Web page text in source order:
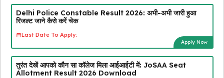
Delhi Police Constable Result 2026: अभी-अभी जारी हुआ
रिजल्ट जाने कैसे करें चेक
Last Date To Apply:
Apply Now
तुरंत देखें आपको कौन सा कॉलेज मिला आईआईटी में: JoSAA Seat
Allotment Result 2026 Download